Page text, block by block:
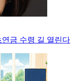
금 수령 길 열린다